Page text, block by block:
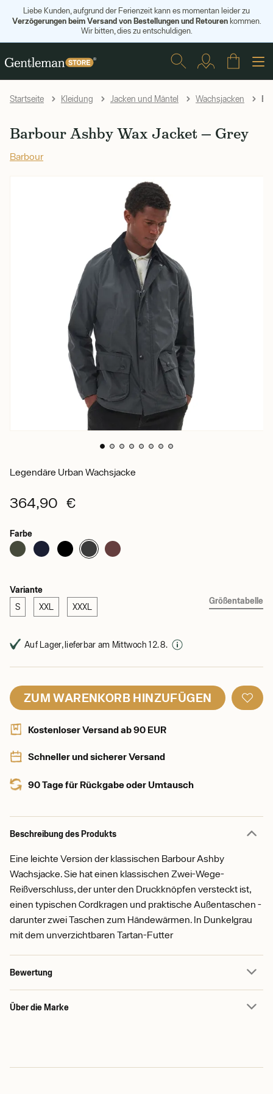
Liebe Kunden, aufgrund der Ferienzeit kann es momentan leider zu
Verzögerungen beim Versand von Bestellungen und Retourenkommen.
Wir bitten, dies zu entschuldigen.
Startseite Kleidung Jacken und Mäntel Wachsjacken
Barbour Ashby Wax Jacket — Grey
Barbour
Legendäre Urban Wachsjacke
364,90 €
Farbe
Variante
S XXL XXXL
Größentabelle
Auf Lager, lieferbar am Mittwoch 12. 8.
ZUM WARENKORB HINZUFÜGEN
Kostenloser Versand ab 90 EUR
Schneller und sicherer Versand
90 Tage für Rückgabe oder Umtausch
Beschreibung des Produkts
Eine leichte Version der klassischen Barbour Ashby
Wachsjacke. Sie hat einen klassischen Zwei-Wege-
Reißverschluss, der unter den Druckknöpfen versteckt ist,
einen typischen Cordkragen und praktische Außentaschen -
darunter zwei Taschen zum Händewärmen. In Dunkelgrau
mit dem unverzichtbaren Tartan-Futter
Bewertung
Über die Marke